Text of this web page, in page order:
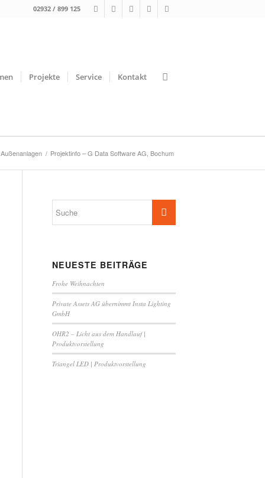
02932 / 899 125
Projekte Service Kontakt
Außenanlagen / Projektinfo – G Data Software AG, Bochum
NEUESTE BEITRÄGE
Frohe Weihnachten
Private Assets AG übernimmt Insta Lighting
GmbH
OHR2 – Licht aus dem Handlauf |
Produktvorstellung
Triangel LED | Produktvorstellung